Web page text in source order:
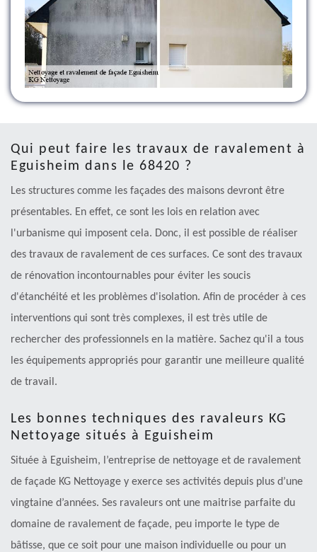
Qui peut faire les travaux de ravalement à
Eguisheim dans le 68420 ?
Les structures comme les façades des maisons devront être
présentables. En effet, ce sont les lois en relation avec
l'urbanisme qui imposent cela. Donc, il est possible de réaliser
des travaux de ravalement de ces surfaces. Ce sont des travaux
de rénovation incontournables pour éviter les soucis
d'étanchéité et les problèmes d'isolation. Afin de procéder à ces
interventions qui sont très complexes, il est très utile de
rechercher des professionnels en la matière. Sachez qu'il a tous
les équipements appropriés pour garantir une meilleure qualité
de travail.
Les bonnes techniques des ravaleurs KG
Nettoyage situés à Eguisheim
Située à Eguisheim, l’entreprise de nettoyage et de ravalement
de façade KG Nettoyage y exerce ses activités depuis plus d’une
vingtaine d’années. Ses ravaleurs ont une maitrise parfaite du
domaine de ravalement de façade, peu importe le type de
bâtisse, que ce soit pour une maison individuelle ou pour un